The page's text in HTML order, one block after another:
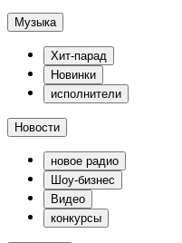
Музыка
Хит-парад
Новинки
исполнители
Новости
новое радио
Шоу-бизнес
Видео
конкурсы